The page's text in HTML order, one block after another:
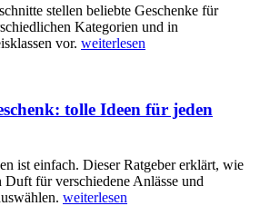
stellen beliebte Geschenke für
Kategorien und in
vor. weiterlesen
tolle Ideen für jeden
ist einfach. Dieser Ratgeber erklärt, wie
Duft für verschiedene Anlässe und
weiterlesen